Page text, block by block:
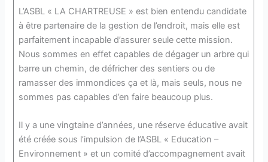
L’ASBL « LA CHARTREUSE » est bien entendu candidate
à être partenaire de la gestion de l’endroit, mais elle est
parfaitement incapable d’assurer seule cette mission.
Nous sommes en effet capables de dégager un arbre qui
barre un chemin, de défricher des sentiers ou de
ramasser des immondices ça et là, mais seuls, nous ne
sommes pas capables d’en faire beaucoup plus.
Il y a une vingtaine d’années, une réserve éducative avait
été créée sous l’impulsion de l’ASBL « Education –
Environnement » et un comité d’accompagnement avait